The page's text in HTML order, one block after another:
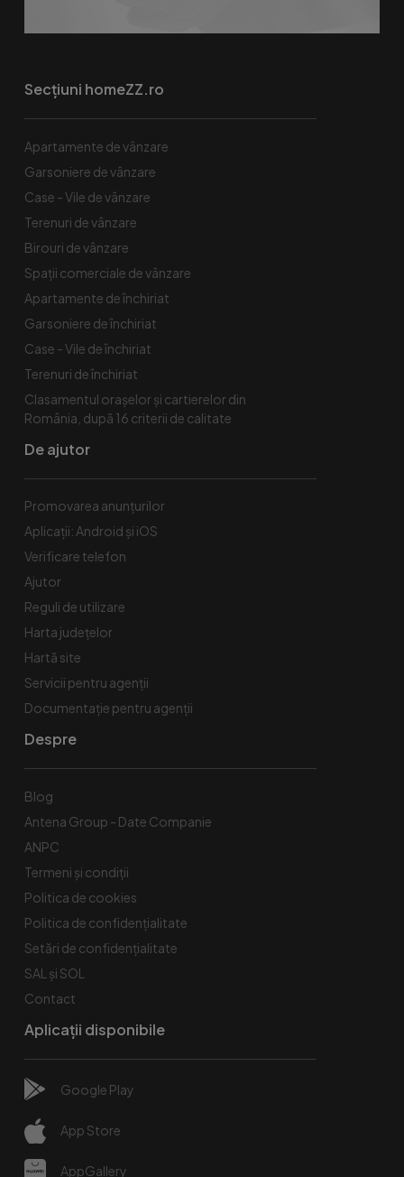
Secțiuni homeZZ.ro
Apartamente de vânzare
Garsoniere de vânzare
Case - Vile de vânzare
Terenuri de vânzare
Birouri de vânzare
Spaţii comerciale de vânzare
Apartamente de închiriat
Garsoniere de închiriat
Case - Vile de închiriat
Terenuri de închiriat
Clasamentul orașelor și cartierelor din
România, după 16 criterii de calitate
De ajutor
Promovarea anunțurilor
Aplicații: Android și iOS
Verificare telefon
Ajutor
Reguli de utilizare
Harta județelor
Hartă site
Servicii pentru agenții
Documentație pentru agenții
Despre
Blog
Antena Group - Date Companie
ANPC
Termeni și condiții
Politica de cookies
Politica de confidențialitate
Setări de confidențialitate
SAL și SOL
Contact
Aplicații disponibile
Google Play
App Store
AppGallery